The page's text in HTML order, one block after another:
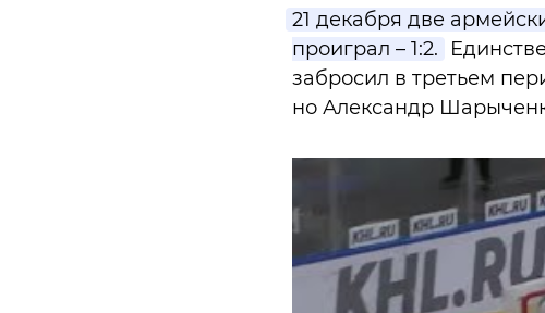
21 декабря две
проиграл – 1:2.
забросил в третьем
но Александр